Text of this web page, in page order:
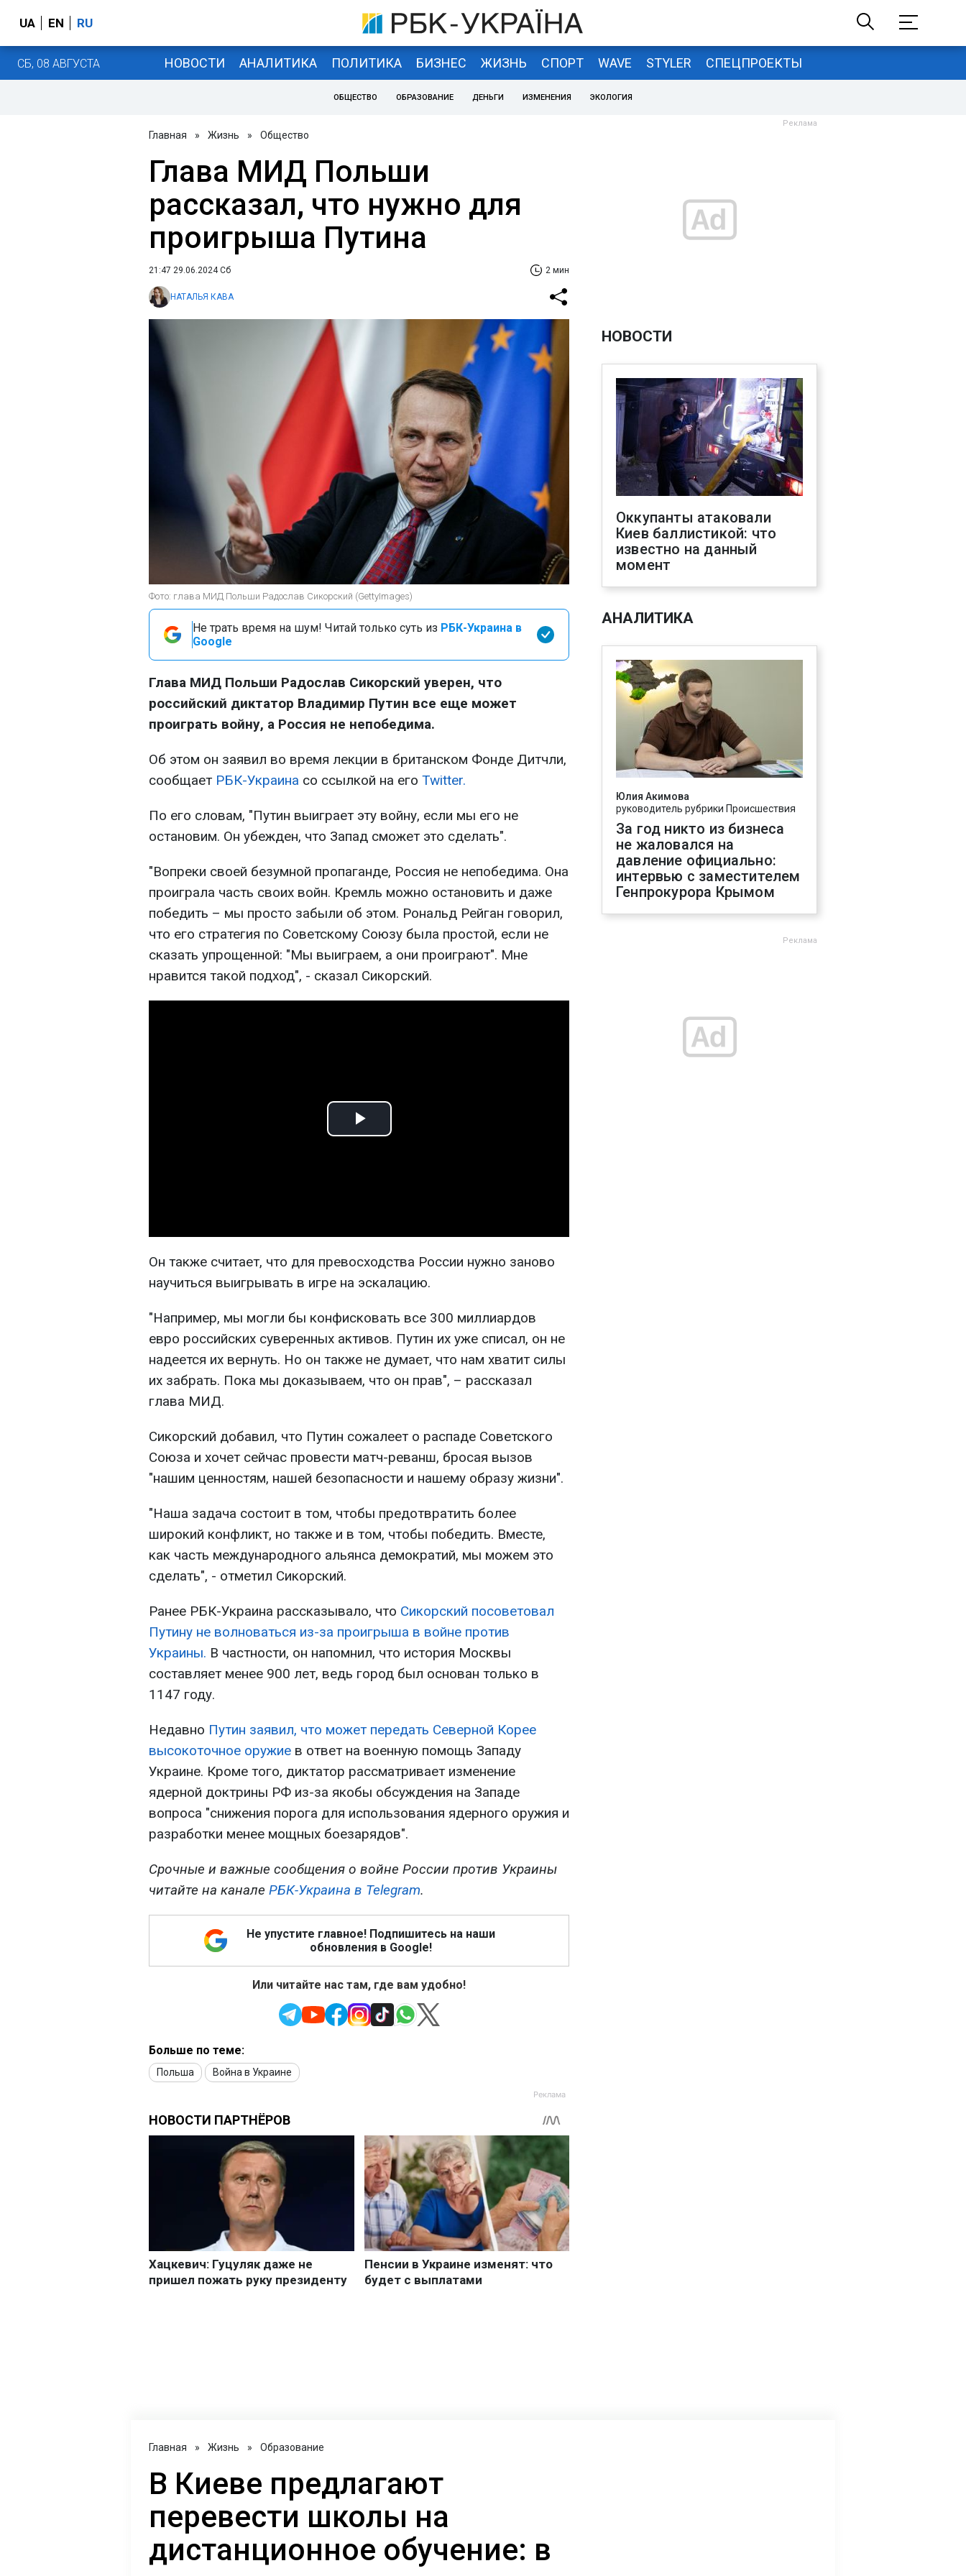
UA EN RU
СБ, 08 АВГУСТА НОВОСТИ АНАЛИТИКА ПОЛИТИКА БИЗНЕС ЖИЗНЬ СПОРТ WAVE STYLER СПЕЦПРОЕКТЫ
ОБЩЕСТВО ОБРАЗОВАНИЕ ДЕНЬГИ ИЗМЕНЕНИЯ ЭКОЛОГИЯ
Главная » Жизнь » Общество
Глава МИД Польши
рассказал, что нужно для
проигрыша Путина
21:47 29.06.2024 Сб 2 мин
НАТАЛЬЯ КАВА
Фото: глава МИД Польши Радослав Сикорский (GettyImagеs)
Не трать время на шум! Читай только суть из РБК-Украина в
Google
Глава МИД Польши Радослав Сикорский уверен, что
российский диктатор Владимир Путин все еще может
проиграть войну, а Россия не непобедима.
Об этом он заявил во время лекции в британском Фонде Дитчли,
сообщает РБК-Украина со ссылкой на его Twitter.
По его словам, "Путин выиграет эту войну, если мы его не
остановим. Он убежден, что Запад сможет это сделать".
"Вопреки своей безумной пропаганде, Россия не непобедима. Она
проиграла часть своих войн. Кремль можно остановить и даже
победить – мы просто забыли об этом. Рональд Рейган говорил,
что его стратегия по Советскому Союзу была простой, если не
сказать упрощенной: "Мы выиграем, а они проиграют". Мне
нравится такой подход", - сказал Сикорский.
Play
Он также считает, что для превосходства России нужно заново
научиться выигрывать в игре на эскалацию.
"Например, мы могли бы конфисковать все 300 миллиардов
евро российских суверенных активов. Путин их уже списал, он не
надеется их вернуть. Но он также не думает, что нам хватит силы
их забрать. Пока мы доказываем, что он прав", – рассказал
глава МИД.
Сикорский добавил, что Путин сожалеет о распаде Советского
Союза и хочет сейчас провести матч-реванш, бросая вызов
"нашим ценностям, нашей безопасности и нашему образу жизни".
"Наша задача состоит в том, чтобы предотвратить более
широкий конфликт, но также и в том, чтобы победить. Вместе,
как часть международного альянса демократий, мы можем это
сделать", - отметил Сикорский.
Ранее РБК-Украина рассказывало, что Сикорский посоветовал
Путину не волноваться из-за проигрыша в войне против
Украины. В частности, он напомнил, что история Москвы
составляет менее 900 лет, ведь город был основан только в
1147 году.
Недавно Путин заявил, что может передать Северной Корее
высокоточное оружие в ответ на военную помощь Западу
Украине. Кроме того, диктатор рассматривает изменение
ядерной доктрины РФ из-за якобы обсуждения на Западе
вопроса "снижения порога для использования ядерного оружия и
разработки менее мощных боезарядов".
Срочные и важные сообщения о войне России против Украины
читайте на канале РБК-Украина в Telegram.
Не упустите главное! Подпишитесь на наши
обновления в Google!
Или читайте нас там, где вам удобно!
Больше по теме:
Польша Война в Украине
НОВОСТИ
Оккупанты атаковали
Киев баллистикой: что
известно на данный
момент
АНАЛИТИКА
Юлия Акимова
руководитель рубрики Происшествия
За год никто из бизнеса
не жаловался на
давление официально:
интервью с заместителем
Генпрокурора Крымом
Главная » Жизнь » Образование
В Киеве предлагают
перевести школы на
дистанционное обучение: в